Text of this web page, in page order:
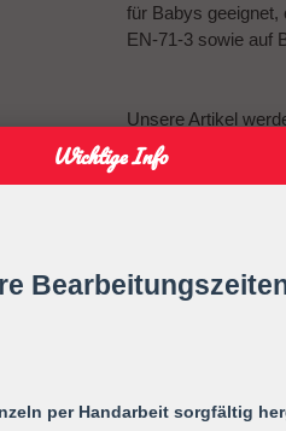
für Babys geeignet,
EN-71-3 sowie auf
Unsere Artikel
Schadstoffe getestet
Vor jedem
Bei ersten
Verlängern Sie
Befestigen Sie sie
Ihr Kind kann sich
Wichtige Info
per Handarbeit sorgfältig